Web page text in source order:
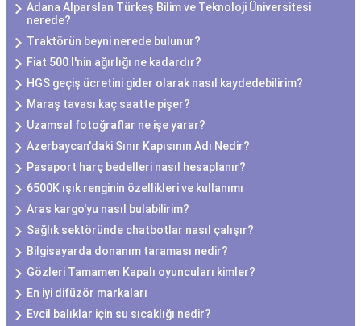
Adana Alparslan Türkeş Bilim ve Teknoloji Üniversitesi
nerede?
Traktörün beyni nerede bulunur?
Fiat 500 l'nin ağırlığı ne kadardır?
HGS geçiş ücretini gider olarak nasıl kaydedebilirim?
Maraş tavası kaç saatte pişer?
Uzamsal fotoğraflar ne işe yarar?
Azerbaycan'daki Sınır Kapısının Adı Nedir?
Pasaport harç bedelleri nasıl hesaplanır?
6500K ışık renginin özellikleri ve kullanımı
Aras kargo'yu nasıl bulabilirim?
Sağlık sektöründe chatbotlar nasıl çalışır?
Bilgisayarda donanım taraması nedir?
Gözleri Tamamen Kapalı oyuncuları kimler?
En iyi difüzör markaları
Evcil balıklar için su sıcaklığı nedir?